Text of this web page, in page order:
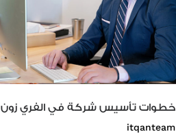
خطوات تأسيس شركة في الفري زون
itqanteam